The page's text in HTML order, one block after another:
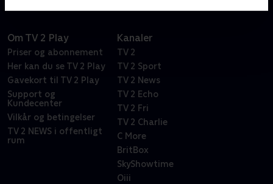
Om TV 2 Play
Priser og abonnement
Her kan du se TV 2 Play
Gavekort til TV 2 Play
Support og
Kundecenter
Vilkår og betingelser
TV 2 NEWS i offentligt
rum
Kanaler
TV 2
TV 2 Sport
TV 2 News
TV 2 Echo
TV 2 Fri
TV 2 Charlie
C More
BritBox
SkyShowtime
Oiii